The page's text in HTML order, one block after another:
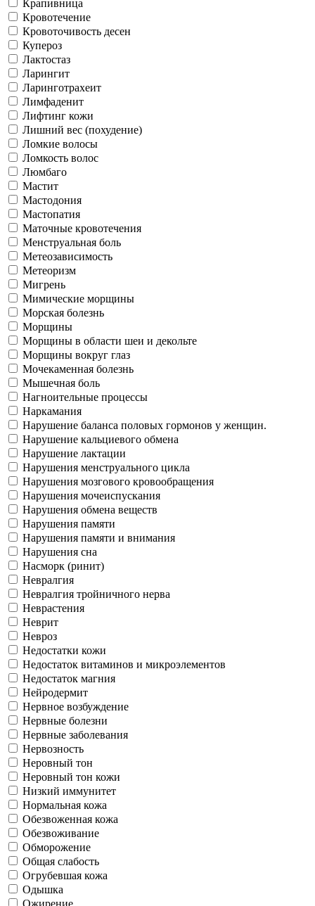
Крапивница
Кровотечение
Кровоточивость десен
Купероз
Лактостаз
Ларингит
Ларинготрахеит
Лимфаденит
Лифтинг кожи
Лишний вес (похудение)
Ломкие волосы
Ломкость волос
Люмбаго
Мастит
Мастодония
Мастопатия
Маточные кровотечения
Менструальная боль
Метеозависимость
Метеоризм
Мигрень
Мимические морщины
Морская болезнь
Морщины
Морщины в области шеи и декольте
Морщины вокруг глаз
Мочекаменная болезнь
Мышечная боль
Нагноительные процессы
Наркамания
Нарушение баланса половых гормонов у женщин.
Нарушение кальциевого обмена
Нарушение лактации
Нарушения менструального цикла
Нарушения мозгового кровообращения
Нарушения мочеиспускания
Нарушения обмена веществ
Нарушения памяти
Нарушения памяти и внимания
Нарушения сна
Насморк (ринит)
Невралгия
Невралгия тройничного нерва
Неврастения
Неврит
Невроз
Недостатки кожи
Недостаток витаминов и микроэлементов
Недостаток магния
Нейродермит
Нервное возбуждение
Нервные болезни
Нервные заболевания
Нервозность
Неровный тон
Неровный тон кожи
Низкий иммунитет
Нормальная кожа
Обезвоженная кожа
Обезвоживание
Обморожение
Общая слабость
Огрубевшая кожа
Одышка
Ожирение